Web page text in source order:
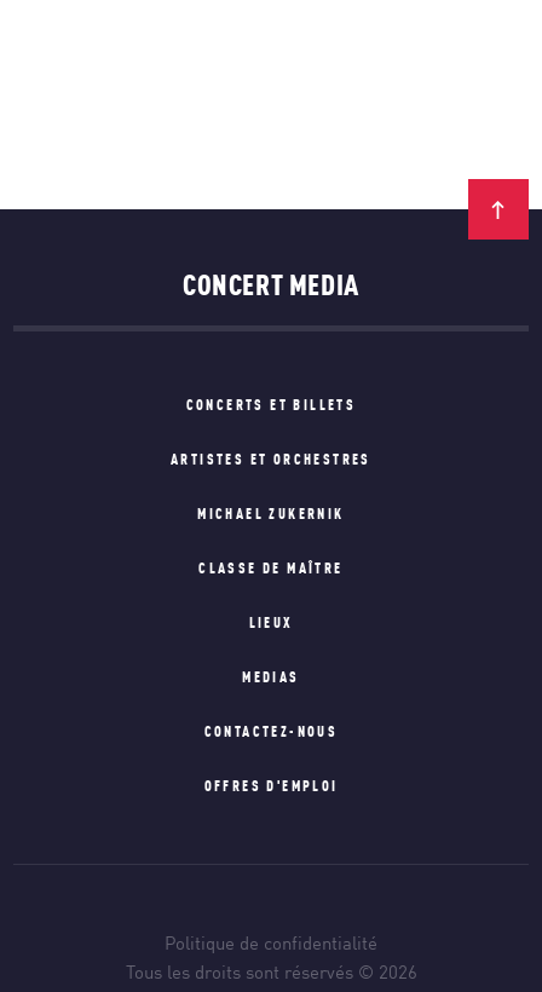
CONCERT MEDIA
CONCERTS ET BILLETS
ARTISTES ET ORCHESTRES
MICHAEL ZUKERNIK
CLASSE DE MAÎTRE
LIEUX
MEDIAS
CONTACTEZ-NOUS
OFFRES D'EMPLOI
Politique de confidentialité
Tous les droits sont réservés © 2026